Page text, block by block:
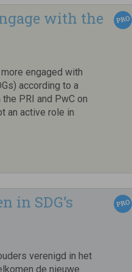
with the
engaged with
according to a
PRI and PwC on
an active role in
in SDG’s
verenigd in het
de nieuwe